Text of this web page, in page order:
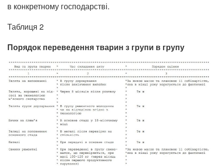
в конкретному господарстві.
Таблиця 2
Порядок переведення тварин з групи в групу